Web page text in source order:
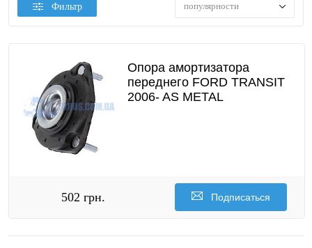
Фильтр популярности
Опора амортизатора
переднего FORD TRANSIT
2006- AS METAL
502 грн. Подписаться